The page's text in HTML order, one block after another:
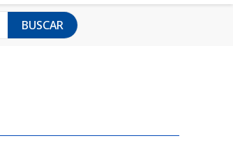
BUSCAR